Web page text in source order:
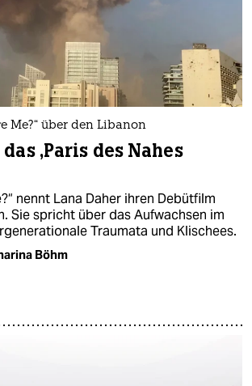
Me?“ über den Libanon
‚Paris des Nahes
nennt Lana Daher ihren Debütfilm
Sie spricht über das Aufwachsen im
Traumata und Klischees.
Böhm​